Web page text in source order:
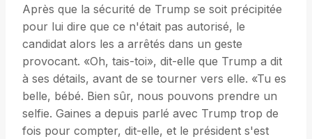
Après que la sécurité de Trump se soit précipitée
pour lui dire que ce n'était pas autorisé, le
candidat alors les a arrêtés dans un geste
provocant. «Oh, tais-toi», dit-elle que Trump a dit
à ses détails, avant de se tourner vers elle. «Tu es
belle, bébé. Bien sûr, nous pouvons prendre un
selfie. Gaines a depuis parlé avec Trump trop de
fois pour compter, dit-elle, et le président s'est